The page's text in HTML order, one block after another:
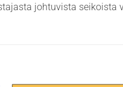
johtuvista seikoista